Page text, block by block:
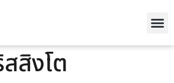
สิงโต